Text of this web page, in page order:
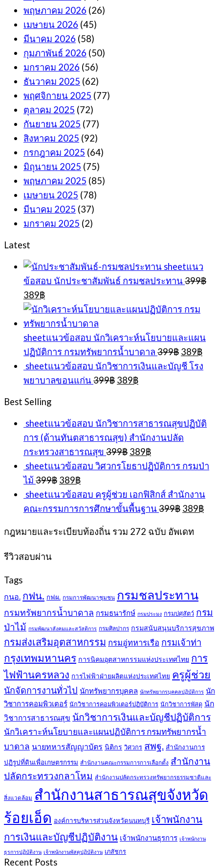
พฤษภาคม 2026 (26)
เมษายน 2026 (45)
มีนาคม 2026 (58)
กุมภาพันธ์ 2026 (50)
มกราคม 2026 (56)
ธันวาคม 2025 (62)
พฤศจิกายน 2025 (77)
ตุลาคม 2025 (72)
กันยายน 2025 (77)
สิงหาคม 2025 (92)
กรกฎาคม 2025 (64)
มิถุนายน 2025 (75)
พฤษภาคม 2025 (85)
เมษายน 2025 (78)
มีนาคม 2025 (37)
มกราคม 2025 (2)
Latest
sheetแนว
ข้อสอบ นักประชาสัมพันธ์ กรมชลประทาน 399฿
Original
price
was:
399฿.
389฿Current
price
is:
389฿.
sheetแนวข้อสอบ นักวิเคราะห์นโยบายและแผน
ปฏิบัติการ กรมทรัพยากรน้ำบาดาล 399฿ Original
price
was:
389฿
is:
sheetแนวข้อสอบ นักวิชาการเงินและบัญชี โรง
พยาบาลขอนแก่น 399฿ Original
389฿Current
Best Selling
sheetแนวข้อสอบ นักวิชาการสาธารณสุขปฏิบัติ
การ (ด้านทันตสาธารณสุข) สำนักงานปลัด
กระทรวงสาธารณสุข 399฿ Original
price
was:
389฿Current
price
is:
sheetแนวข้อสอบ วิศวกรโยธาปฏิบัติการ กรมป่า
ไม้399฿ Original
price
was:
399฿.
389฿Current
is:
389฿.
sheetแนวข้อสอบ ครูผู้ช่วย เอกฟิสิกส์ สำนักงาน
คณะกรรมการการศึกษาขั้นพื้นฐาน 399฿ Original
was:
389฿
กฎหมายและระเบียบท้องถิ่น รวม 272 ฉบับ อัพเดท
รีวิวสอบผ่าน
Tags
กนอ. กฟน. กฟผ. กรมการพัฒนาชุมชน กรมชลประทาน
กรมทรัพยากรน้ำบาดาล กรมธนารักษ์ กรมประมง กรมปศุสัตว์ กรม
ป่าไม้ กรมพัฒนาสังคมและสวัสดิการ กรมศิลปากร กรมสนับสนุนบริการสุขภาพ
กรมส่งเสริมอุตสาหกรรม กรมอู่ทหารเรือ กรมเจ้าท่า
กรุงเทพมหานคร การนิคมอุตสาหกรรมแห่งประเทศไทย การ
ไฟฟ้านครหลวง การไฟฟ้าฝ่ายผลิตแห่งประเทศไทย ครูผู้ช่วย
นักจัดการงานทั่วไป นักทรัพยากรบุคคล นักทรัพยากรบุคคลปฏิบัติการ นัก
วิชาการคอมพิวเตอร์ นักวิชาการคอมพิวเตอร์ปฏิบัติการ นักวิชาการพัสดุ นัก
วิชาการสาธารณสุข นักวิชาการเงินและบัญชีปฏิบัติการ
นักวิเคราะห์นโยบายและแผนปฏิบัติการ กรมทรัพยากรน้ำ
บาดาล นายทหารสัญญาบัตร นิติกร วิศวกร สพฐ. สำนักงานการ
ปฏิรูปที่ดินเพื่อเกษตรกรรม สำนักงานคณะกรรมการการเลือกตั้ง สำนักงาน
ปลัดกระทรวงกลาโหม สำนักงานปลัดกระทรวงทรัพยากรธรรมชาติและ
สิ่งแวดล้อม สำนักงานสาธารณสุขจังหวัด
ร้อยเอ็ด องค์การบริหารส่วนจังหวัดนนทบุรี เจ้าพนักงาน
การเงินและบัญชีปฏิบัติงาน เจ้าพนักงานธุรการ เจ้าพนักงาน
ธุรการปฏิบัติงาน เจ้าพนักงานพัสดุปฏิบัติงาน เภสัชกร
Recent Posts